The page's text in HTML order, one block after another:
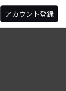
アカウント登録